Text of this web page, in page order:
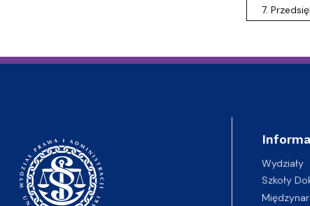
7.
Wydziały
Szkoły